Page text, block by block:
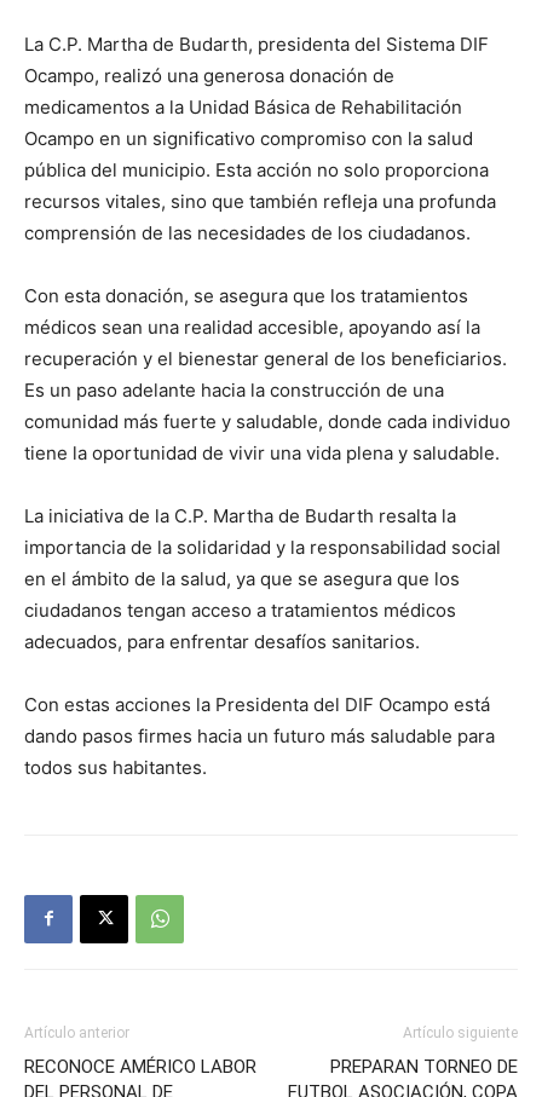
La C.P. Martha de Budarth, presidenta del Sistema DIF
Ocampo, realizó una generosa donación de
medicamentos a la Unidad Básica de Rehabilitación
Ocampo en un significativo compromiso con la salud
pública del municipio. Esta acción no solo proporciona
recursos vitales, sino que también refleja una profunda
comprensión de las necesidades de los ciudadanos.
Con esta donación, se asegura que los tratamientos
médicos sean una realidad accesible, apoyando así la
recuperación y el bienestar general de los beneficiarios.
Es un paso adelante hacia la construcción de una
comunidad más fuerte y saludable, donde cada individuo
tiene la oportunidad de vivir una vida plena y saludable.
La iniciativa de la C.P. Martha de Budarth resalta la
importancia de la solidaridad y la responsabilidad social
en el ámbito de la salud, ya que se asegura que los
ciudadanos tengan acceso a tratamientos médicos
adecuados, para enfrentar desafíos sanitarios.
Con estas acciones la Presidenta del DIF Ocampo está
dando pasos firmes hacia un futuro más saludable para
todos sus habitantes.
Artículo anterior
RECONOCE AMÉRICO LABOR
DEL PERSONAL DE
Artículo siguiente
PREPARAN TORNEO DE
FUTBOL ASOCIACIÓN, COPA